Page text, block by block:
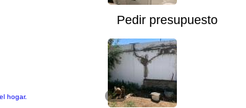
Pedir presupuesto
hogar.
1/1